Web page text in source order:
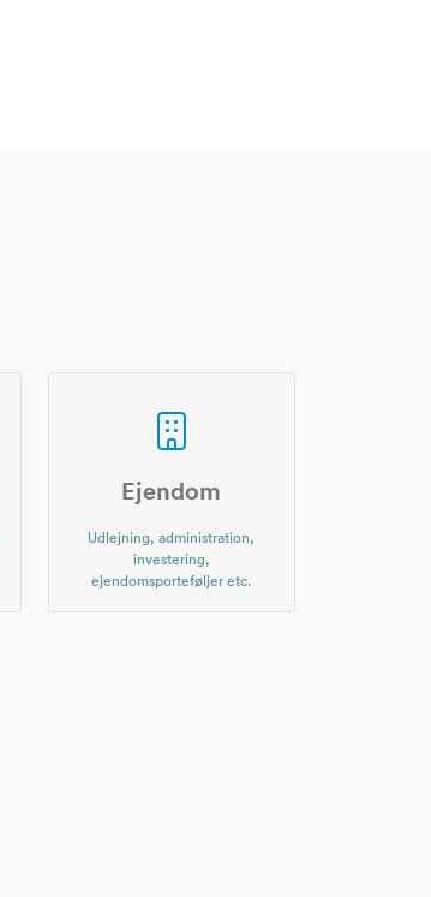
Ejendom
Udlejning, administration,
investering,
ejendomsporteføljer etc.